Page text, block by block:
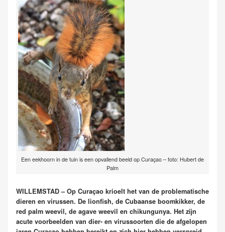
Een eekhoorn in de tuin is een opvallend beeld op Curaçao – foto: Hubert de
Palm
WILLEMSTAD – Op Curaçao krioelt het van de problematische
dieren en virussen. De lionfish, de Cubaanse boomkikker, de
red palm weevil, de agave weevil en chikungunya. Het zijn
acute voorbeelden van dier- en virussoorten die de afgelopen